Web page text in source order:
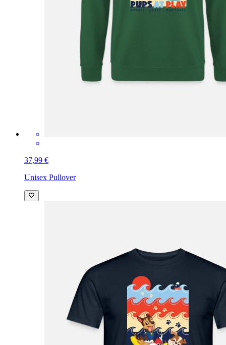
37,99 €
Unisex Pullover